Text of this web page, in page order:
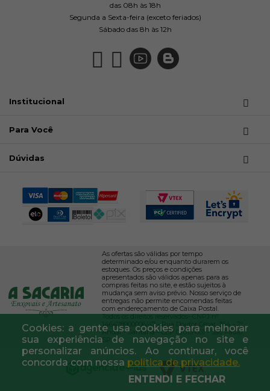
Cookies: a gente usa cookies para melhorar
sua experiência de navegação no site e
personalizar anúncios. Ao continuar, você
concorda com nossa política de privacidade.
ENTENDI E FECHAR
das 08h às 18h
Segunda a Sexta-feira (exceto feriados)
Sábado das 8h às 12h
Institucional
Para Você
Dúvidas
As ofertas são válidas por tempo
determinado e/ou enquanto durarem os
estoques. Os preços e condições
apresentados são válidos apenas para as
compras feitas no site, e estão sujeitos à
mudança sem aviso prévio. Nosso serviço de
entregas não permite encomendas feitas
com endereçamento de Caixa Postal.
Todos os direitos reservados- CNPJ nº
146478900006/47 - Rua Doutor César, 364 - 2º
Andar - Santana - CEP 02013-001 - São Paulo,
SP.